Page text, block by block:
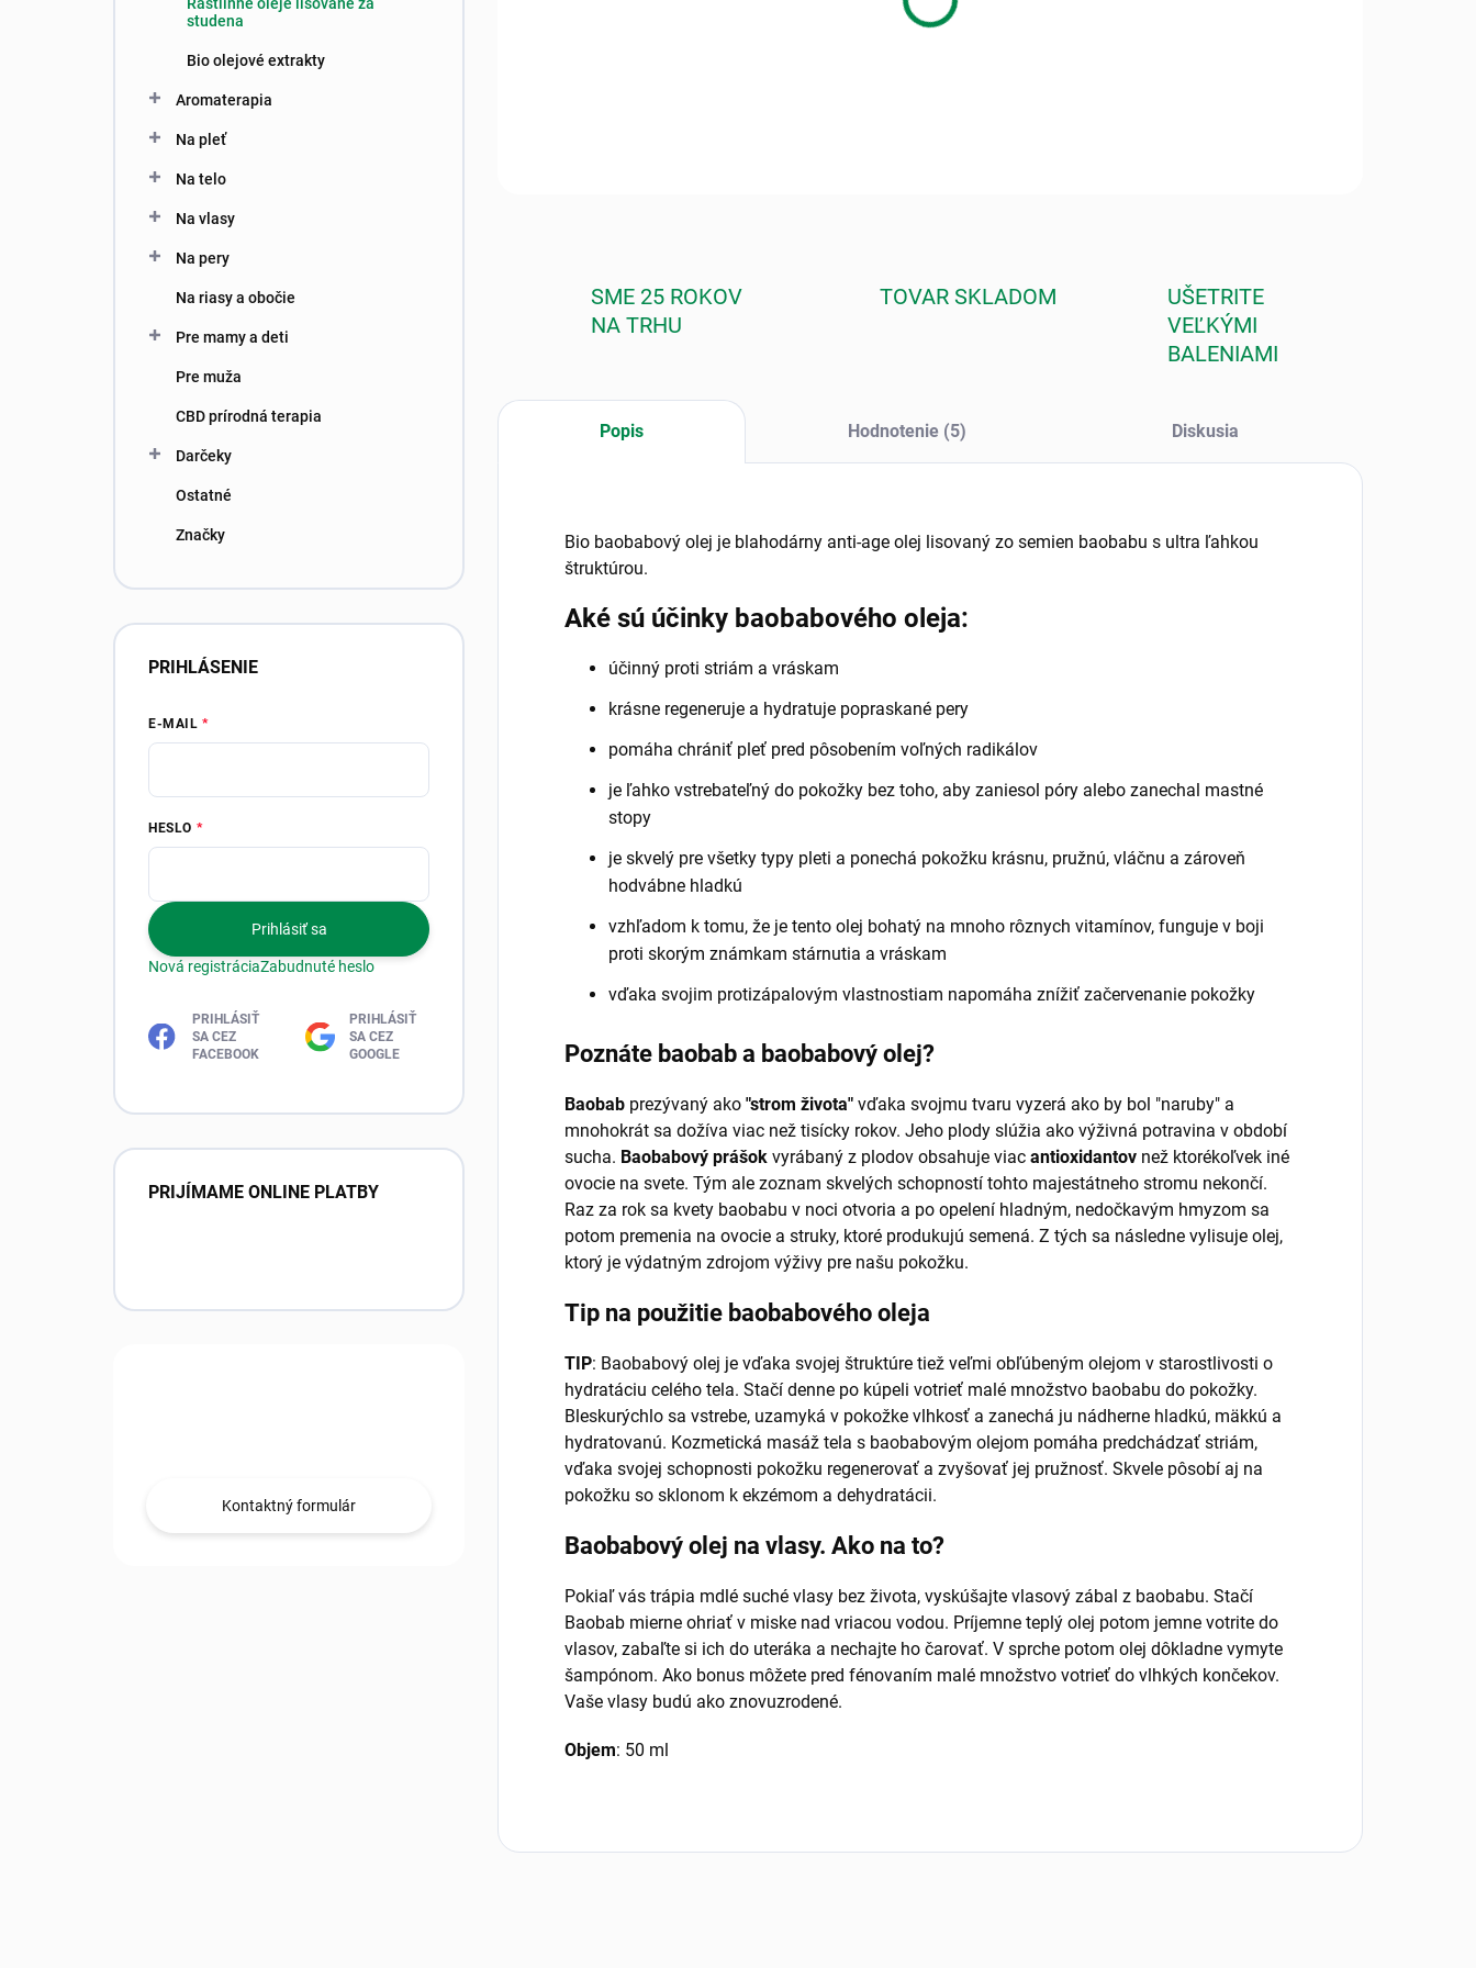
studena
Bio olejové extrakty
Aromaterapia
Na pleť
Na telo
Na vlasy
Na pery
Na riasy a obočie
Pre mamy a deti
Pre muža
CBD prírodná terapia
Darčeky
Ostatné
Značky
PRIHLÁSENIE
E-MAIL
HESLO
Prihlásiť sa
Nová registráciaZabudnuté heslo
PRIHLÁSIŤ
SA CEZ
FACEBOOK
PRIHLÁSIŤ
SA CEZ
GOOGLE
PRIJÍMAME ONLINE PLATBY
Kontaktný formulár
SME 25 ROKOV
NA TRHU
TOVAR SKLADOM
UŠETRITE
VEĽKÝMI
BALENIAMI
Popis Hodnotenie (5) Diskusia
Bio baobabový olej je blahodárny anti-age olej lisovaný zo semien baobabu s ultra ľahkou
štruktúrou.
Aké sú účinky baobabového oleja:
účinný proti striám a vráskam
krásne regeneruje a hydratuje popraskané pery
pomáha chrániť pleť pred pôsobením voľných radikálov
je ľahko vstrebateľný do pokožky bez toho, aby zaniesol póry alebo zanechal mastné
stopy
je skvelý pre všetky typy pleti a ponechá pokožku krásnu, pružnú, vláčnu a zároveň
hodvábne hladkú
vzhľadom k tomu, že je tento olej bohatý na mnoho rôznych vitamínov, funguje v boji
proti skorým známkam stárnutia a vráskam
vďaka svojim protizápalovým vlastnostiam napomáha znížiť začervenanie pokožky
Poznáte baobab a baobabový olej?
Baobab prezývaný ako "strom života" vďaka svojmu tvaru vyzerá ako by bol "naruby" a
mnohokrát sa dožíva viac než tisícky rokov. Jeho plody slúžia ako výživná potravina v období
sucha. Baobabový prášok vyrábaný z plodov obsahuje viac antioxidantov než ktorékoľvek iné
ovocie na svete. Tým ale zoznam skvelých schopností tohto majestátneho stromu nekončí.
Raz za rok sa kvety baobabu v noci otvoria a po opelení hladným, nedočkavým hmyzom sa
potom premenia na ovocie a struky, ktoré produkujú semená. Z tých sa následne vylisuje olej,
ktorý je výdatným zdrojom výživy pre našu pokožku.
Tip na použitie baobabového oleja
TIP: Baobabový olej je vďaka svojej štruktúre tiež veľmi obľúbeným olejom v starostlivosti o
hydratáciu celého tela. Stačí denne po kúpeli votrieť malé množstvo baobabu do pokožky.
Bleskurýchlo sa vstrebe, uzamyká v pokožke vlhkosť a zanechá ju nádherne hladkú, mäkkú a
hydratovanú. Kozmetická masáž tela s baobabovým olejom pomáha predchádzať striám,
vďaka svojej schopnosti pokožku regenerovať a zvyšovať jej pružnosť. Skvele pôsobí aj na
pokožku so sklonom k ​​ekzémom a dehydratácii.
Baobabový olej na vlasy. Ako na to?
Pokiaľ vás trápia mdlé suché vlasy bez života, vyskúšajte vlasový zábal z baobabu. Stačí
Baobab mierne ohriať v miske nad vriacou vodou. Príjemne teplý olej potom jemne votrite do
vlasov, zabaľte si ich do uteráka a nechajte ho čarovať. V sprche potom olej dôkladne vymyte
šampónom. Ako bonus môžete pred fénovaním malé množstvo votrieť do vlhkých končekov.
Vaše vlasy budú ako znovuzrodené.
Objem: 50 ml